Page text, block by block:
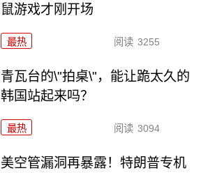
鼠游戏才刚开场
最热 阅读 3255
青瓦台的\"拍桌\"，能让跪太久的
韩国站起来吗？
最热 阅读 3094
美空管漏洞再暴露！特朗普专机